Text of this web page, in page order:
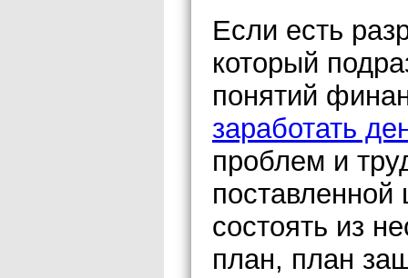
Если есть
который
понятий
заработать
проблем и
состоять из
план, план